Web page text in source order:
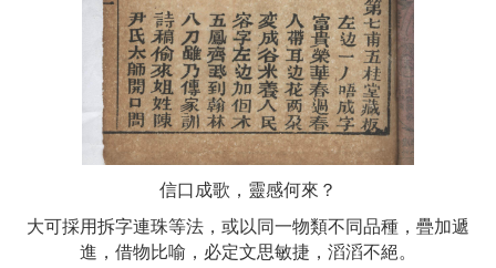
信口成歌，靈感何來？
大可採用拆字連珠等法，或以同一物類不同品種，疊加遞
進，借物比喻，必定文思敏捷，滔滔不絕。